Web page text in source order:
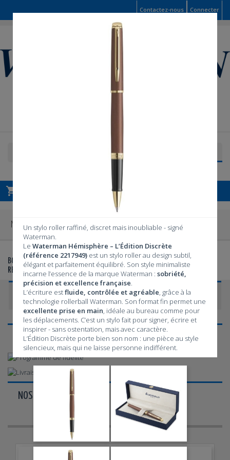
Contactez-nous Connecter
shopping_cart
MENU
BOUTIQUE AGRÉÉE WATERMAN © - VENTE DE STYLOS WATERMAN ©
RECHARGES, ÉTUIS ET PARURES
CATÉGORIES
NOS AVANTAGES ...
NOS PAIEMENTS ...
Un stylo roller raffiné, discret mais inoubliable - signé
Waterman.
Le Waterman Hémisphère – L’Édition Discrète
(référence 2217949) est un stylo roller au design subtil,
élégant et parfaitement équilibré. Son style minimaliste
incarne l’essence de la marque Waterman : sobriété,
précision et excellence française.
L’écriture estfluide, contrôlée et agréable, grâce à la
technologie rollerball Waterman. Son format fin permet une
excellente prise en main, idéale au bureau comme pour
les déplacements. C’est un stylo fait pour signer, écrire et
inspirer - sans ostentation, mais avec caractère.
L’Édition Discrète porte bien son nom : une pièce au style
silencieux, mais qui ne laisse personne indifférent.